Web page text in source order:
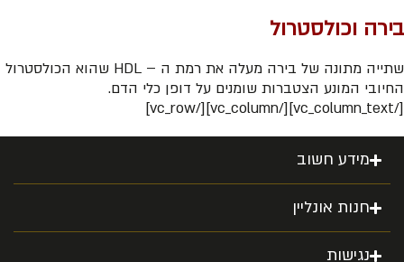
בירה וכולסטרול
שתייה מתונה של בירה מעלה את רמת ה – HDL שהוא הכולסטרול
החיובי המונע הצטברות שומנים על דופן כלי הדם.
[/vc_column_text][/vc_column][/vc_row]
מידע חשוב
חנות אונליין
נגישות